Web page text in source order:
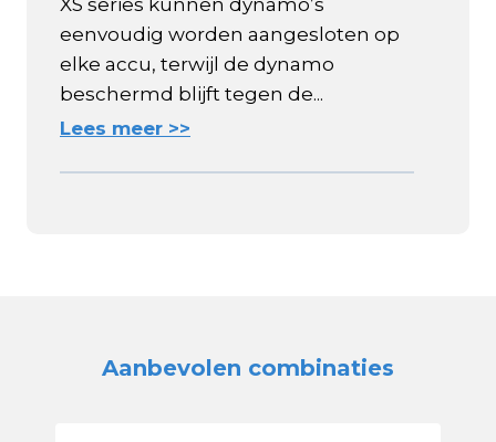
XS series kunnen dynamo’s
eenvoudig worden aangesloten op
elke accu, terwijl de dynamo
beschermd blijft tegen de...
Lees meer >>
Aanbevolen combinaties